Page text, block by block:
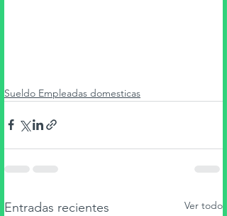
Sueldo Empleadas domesticas
Entradas recientes Ver todo